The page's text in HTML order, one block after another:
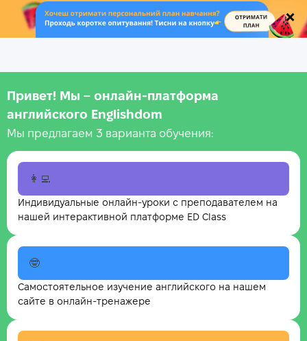
.
Привет! Мы – онлайн‑платформа
английского Englishdom
Мы предлагаем 3 варианта обучения:
👩‍💻
Индивидуальные онлайн-уроки с преподавателем на
нашей интерактивной платформе ED Class
🤓
Самостоятельное изучение английского на нашем
сайте в онлайн-тренажере